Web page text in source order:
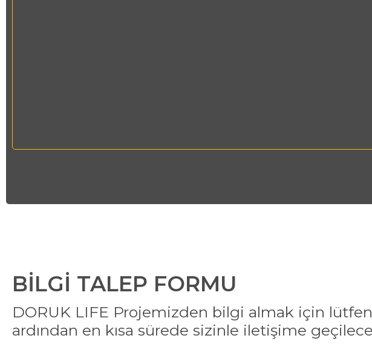
BİLGİ TALEP FORMU
DORUK LIFE Projemizden bilgi almak için
ardından en kısa sürede sizinle iletişime